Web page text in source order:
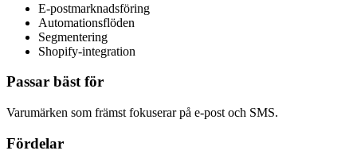
E-postmarknadsföring
Automationsflöden
Segmentering
Shopify-integration
Passar bäst för
Varumärken som främst fokuserar på e-post och SMS.
Fördelar